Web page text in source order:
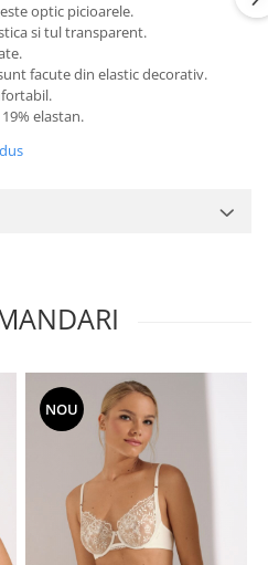
optic picioarele.
si tul transparent.
facute din elastic decorativ.
elastan.
NOU